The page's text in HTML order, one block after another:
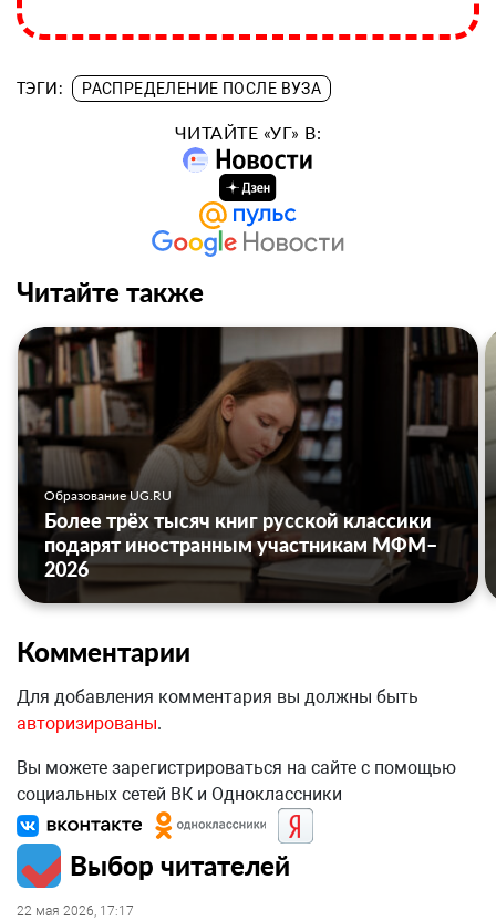
ТЭГИ: РАСПРЕДЕЛЕНИЕ ПОСЛЕ ВУЗА
ЧИТАЙТЕ «УГ» В:
Читайте также
Образование UG.RU
Более трёх тысяч книг русской классики
подарят иностранным участникам МФМ–
2026
Комментарии
Для добавления комментария вы должны быть
авторизированы.
Вы можете зарегистрироваться на сайте с помощью
социальных сетей ВК и Одноклассники
Выбор читателей
22 мая 2026, 17:17